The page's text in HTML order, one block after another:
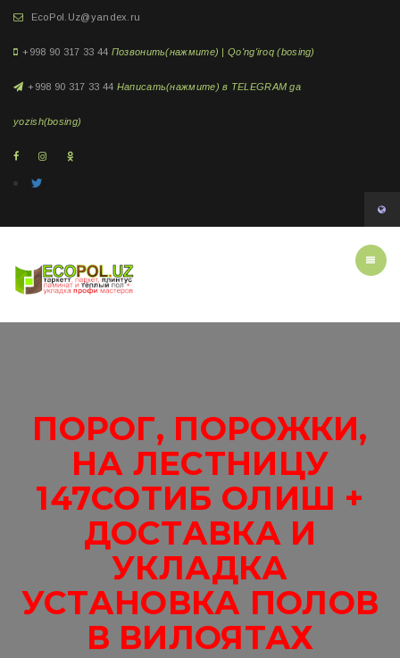
EcoPol.Uz@yandex.ru
+998 90 317 33 44 Позвонить(нажмите) | Qo'ng'iroq (bosing)
+998 90 317 33 44 Написать(нажмите) в TELEGRAM ga
yozish(bosing)
ПОРОГ, ПОРОЖКИ,
НА ЛЕСТНИЦУ
147СОТИБ ОЛИШ +
ДОСТАВКА И
УКЛАДКА
УСТАНОВКА ПОЛОВ
В ВИЛОЯТАХ